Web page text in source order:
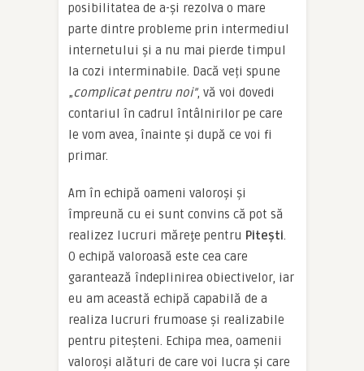
posibilitatea de a-şi rezolva o mare
parte dintre probleme prin intermediul
internetului şi a nu mai pierde timpul
la cozi interminabile. Dacă veți spune
„complicat pentru noi”, vă voi dovedi
contariul în cadrul întâlnirilor pe care
le vom avea, înainte și după ce voi fi
primar.
Am în echipă oameni valoroşi şi
împreună cu ei sunt convins că pot să
realizez lucruri măreţe pentru Piteşti.
O echipă valoroasă este cea care
garantează îndeplinirea obiectivelor, iar
eu am această echipă capabilă de a
realiza lucruri frumoase și realizabile
pentru piteşteni. Echipa mea, oamenii
valoroşi alături de care voi lucra şi care